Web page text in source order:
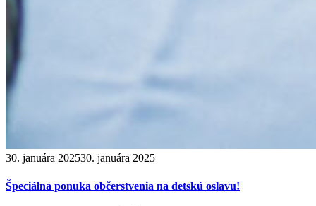
30. januára 202530. januára 2025
Špeciálna ponuka občerstvenia na detskú oslavu!